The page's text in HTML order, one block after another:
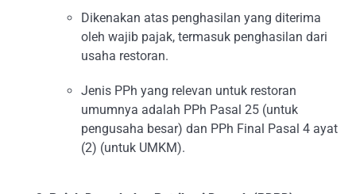
Dikenakan atas penghasilan yang diterima
oleh wajib pajak, termasuk penghasilan dari
usaha restoran.
Jenis PPh yang relevan untuk restoran
umumnya adalah PPh Pasal 25 (untuk
pengusaha besar) dan PPh Final Pasal 4 ayat
(2) (untuk UMKM).